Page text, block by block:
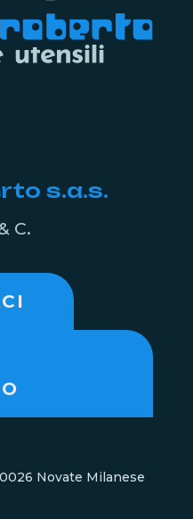
s.a.s.
C.
Novate Milanese